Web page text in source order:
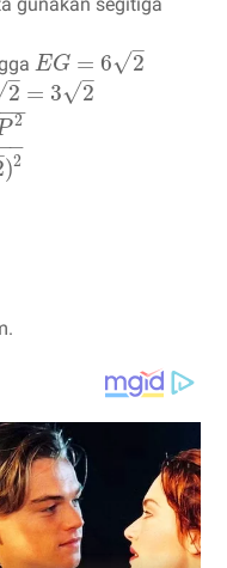
EG = 6 2
–
√
2
– = 3 2
–
√
2
−
)2
−